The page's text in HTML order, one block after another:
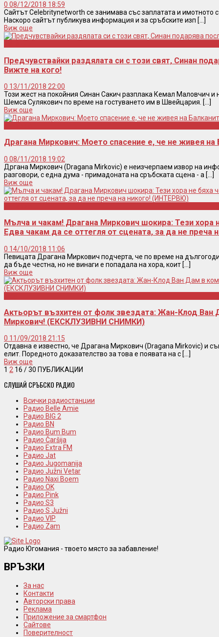
0 08/12/2018 18:59
Сайтът Celebritynetworth се занимава със заплатата и имотното
Наскоро сайтът публикува информация и за сръбските изп [...]
Виж още
Предчувствайки раздялата си с този свят, Синан
Вижте на кого!
0 13/11/2018 22:00
Този жест на покойния Синан Сакич разплака Кемал Маловчич и
Шемса Сулякович по време на гостуването им в Швейцария. [...]
Виж още
Драгана Миркович: Моето спасение е, че не живея
0 08/11/2018 19:02
Дргана Миркович (Dragana Mirkovic) е неизчерпаем извор на
разговори, с една дума - примадоната на сръбската сцена - а [...]
Виж още
Мълча и чакам! Драгана Миркович шокира: Тези хора
Едва чакам да се оттегля от сцената, за да не
0 14/10/2018 11:06
Певицата Драгана Миркович подчерта, че по време на
да бъде честна, но не винаги е попадала на хора, коит [...]
Виж още
Актьорът възхитен от фолк звездата: Жан-Клод Ван
Миркович! (ЕКСКЛУЗИВНИ СНИМКИ)
0 11/09/2018 21:15
Отдавна е известно, че Драгана Миркович (Dragana Mirkovic) и
елит. Поредното доказателство за това е появата на с [...]
Виж още
1 2 16 / 30 ПУБЛИКАЦИИ
СЛУШАЙ СРЪБСКО РАДИО
Всички радиостанции
Радио Belle Amie
Радио BIG 2
Радио BN
Радио Bum Bum
Радио Čaršija
Радио Extra FM
Радио Jat
Радио Jugomanija
Радио Južni Vetar
Радио Naxi Boem
Радио OK
Радио Pink
Радио S3
Радио S Južni
Радио VIP
Радио Zam
Радио Югомания - твоето място за забавление!
ВРЪЗКИ
За нас
Контакти
Авторски права
Реклама
Приложение за смартфон
Сайтове
Поверителност